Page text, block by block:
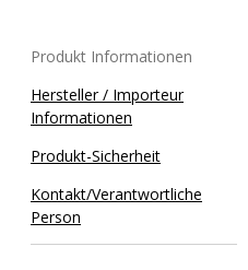
Produkt Informationen
Hersteller / Importeur
Informationen
Produkt-Sicherheit
Kontakt/Verantwortliche
Person